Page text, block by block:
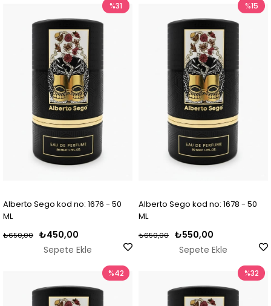
Alberto Sego kod no: 1676 - 50
ML
₺450,00
₺650,00
Sepete Ekle
%31
Alberto Sego kod no: 1678 - 50
ML
₺550,00
₺650,00
Sepete Ekle
%15
%42 %32